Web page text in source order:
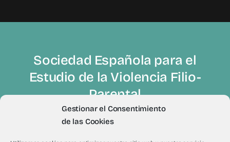
Gestionar el Consentimiento
de las Cookies
Sociedad Española para el
Estudio de la Violencia Filio-
Parental